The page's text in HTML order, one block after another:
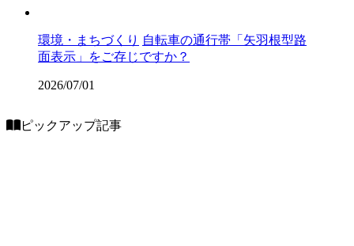
環境・まちづくり 自転車の通行帯「矢羽根型路
面表示」をご存じですか？
2026/07/01
ピックアップ記事